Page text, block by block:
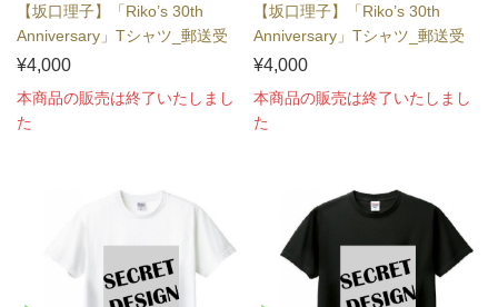
【坂口理子】「Riko’s 30th
Anniversary」Tシャツ_郵送受
け...
¥4,000
本商品の販売は終了いたしまし
た
【坂口理子】「Riko’s 30th
Anniversary」Tシャツ_郵送受
け...
¥4,000
本商品の販売は終了いたしまし
た